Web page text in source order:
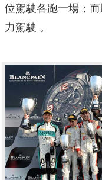
位駕駛各跑一場；
力駕駛 。